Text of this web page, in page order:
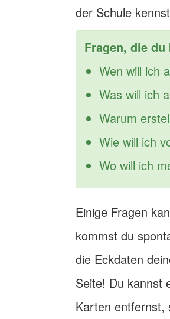
der Schule
Fragen, die
Wen will ich
Was will ich
Warum
Wie will ich
Wo will ich
Einige Fragen
kommst du
die Eckdaten
Seite! Du kannst
Karten entfernst,